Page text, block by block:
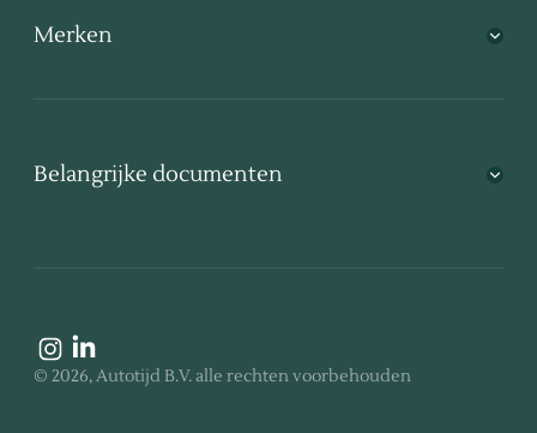
Merken
Belangrijke documenten
© 2026, Autotijd B.V.alle rechten voorbehouden